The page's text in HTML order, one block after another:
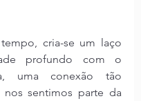
cria-se um laço
profundo com o
uma conexão tão
nos sentimos parte da